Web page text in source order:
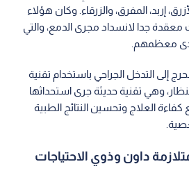
إربد، المفرق، والزرقاء. وكان هؤلاء
جدا لانسداد مجرى الدمع، والتي
معظمهم.
إلى التدخل الجراحي باستخدام تقنية
وهي تقنية حديثة جرى استحداثها
العلاج وتحسين النتائج الطبية
داون وذوي الاحتياجات